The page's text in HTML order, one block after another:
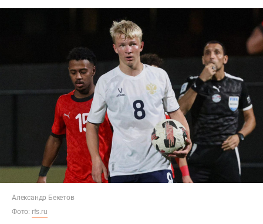
Александр Бекетов
Фото: rfs.ru